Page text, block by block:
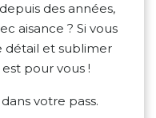
des années,
aisance ? Si vous
détail et sublimer
pour vous !
votre pass.